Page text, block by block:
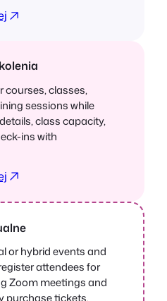
courses, classes,
sessions while
class capacity,
ins with
or hybrid events and
attendees for
Zoom meetings and
purchase tickets.